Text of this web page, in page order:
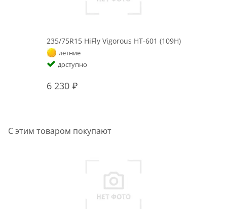
235/75R15 HiFly Vigorous HT-601 (109H)
летние
доступно
6 230
С этим товаром покупают